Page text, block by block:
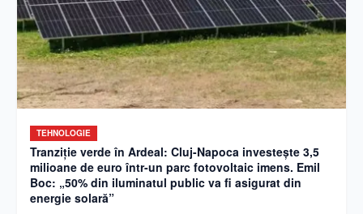
TEHNOLOGIE
Tranziție verde în Ardeal: Cluj-Napoca investește 3,5
milioane de euro într-un parc fotovoltaic imens. Emil
Boc: „50% din iluminatul public va fi asigurat din
energie solară”